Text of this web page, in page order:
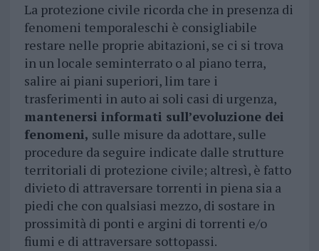
La protezione civile ricorda che in presenza di
fenomeni temporaleschi è consigliabile
restare nelle proprie abitazioni, se ci si trova
in un locale seminterrato o al piano terra,
salire ai piani superiori, lim tare i
trasferimenti in auto ai soli casi di urgenza,
mantenersi informati sull’evoluzione dei
fenomeni, sulle misure da adottare, sulle
procedure da seguire indicate dalle strutture
territoriali di protezione civile; altresì, è fatto
divieto di attraversare torrenti in piena sia a
piedi che con qualsiasi mezzo, di sostare in
prossimità di ponti e argini di torrenti e/o
fiumi e di attraversare sottopassi.